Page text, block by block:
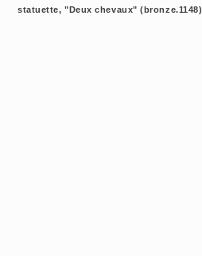
statuette, "Deux chevaux" (bronze.1148)